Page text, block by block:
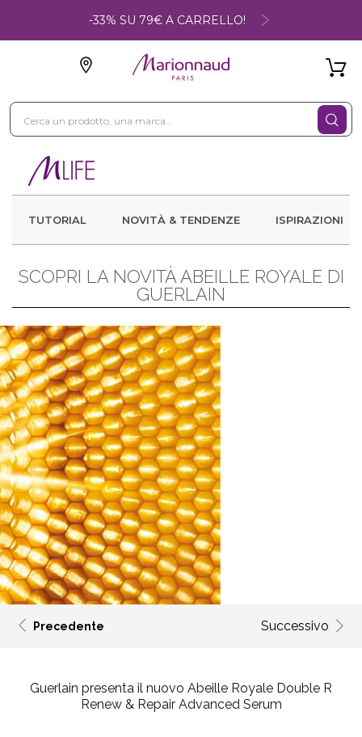
-33% SU 79€ A CARRELLO!
TUTORIAL NOVITÀ & TENDENZE ISPIRAZIONI
SCOPRI LA NOVITÀ ABEILLE ROYALE DI
GUERLAIN
Precedente Successivo
Guerlain presenta il nuovo Abeille Royale Double R
Renew & Repair Advanced Serum